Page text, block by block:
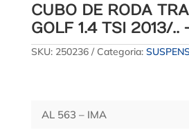
CUBO DE RODA
GOLF 1.4 TSI 2013/..
SKU: 250236 Categoria:
AL 563 – IMA